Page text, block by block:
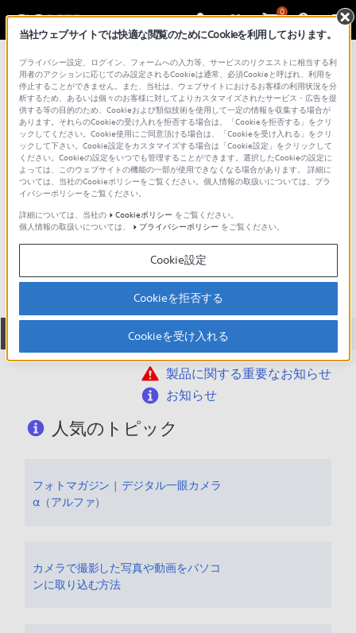
0
総合サポート・お問い合わせ DSC-W シリーズ
DSC-W320
ダウンロード 取扱説明書
製品に関する重要なお知らせ
お知らせ
人気のトピック
フォトマガジン | デジタル一眼カメラ
α（アルファ）
カメラで撮影した写真や動画をパソコ
ンに取り込む方法
当社ウェブサイトでは快適な閲覧のためにCookieを利用しております。
プライバシー設定、ログイン、フォームへの入力等、サービスのリクエストに相当する利
用者のアクションに応じてのみ設定されるCookieは通常、必須Cookieと呼ばれ、利用を
停止することができません。また、当社は、ウェブサイトにおけるお客様の利用状況を分
析するため、あるいは個々のお客様に対してよりカスタマイズされたサービス・広告を提
供する等の目的のため、Cookieおよび類似技術を使用して一定の情報を収集する場合が
あります。それらのCookieの受け入れを拒否する場合は、「Cookieを拒否する」をクリ
ックしてください。Cookie使用にご同意頂ける場合は、「Cookieを受け入れる」をクリ
ックして下さい。Cookie設定をカスタマイズする場合は「Cookie設定」をクリックして
ください。Cookieの設定をいつでも管理することができます。選択したCookieの設定に
よっては、このウェブサイトの機能の一部が使用できなくなる場合があります。 詳細に
ついては、当社のCookieポリシーをご覧ください。個人情報の取扱いについては、プラ
イバシーポリシーをご覧ください。
詳細については、当社の
Cookieポリシー をご覧ください。
個人情報の取扱いについては、
プライバシーポリシー をご覧ください。
Cookie設定
Cookieを拒否する
Cookieを受け入れる